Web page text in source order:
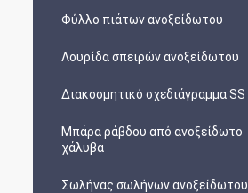
Φύλλο πιάτων ανοξείδωτου
Λουρίδα σπειρών ανοξείδωτου
Διακοσμητικό σχεδιάγραμμα SS
Μπάρα ράβδου από ανοξείδωτο
χάλυβα
Σωλήνας σωλήνων ανοξείδωτου